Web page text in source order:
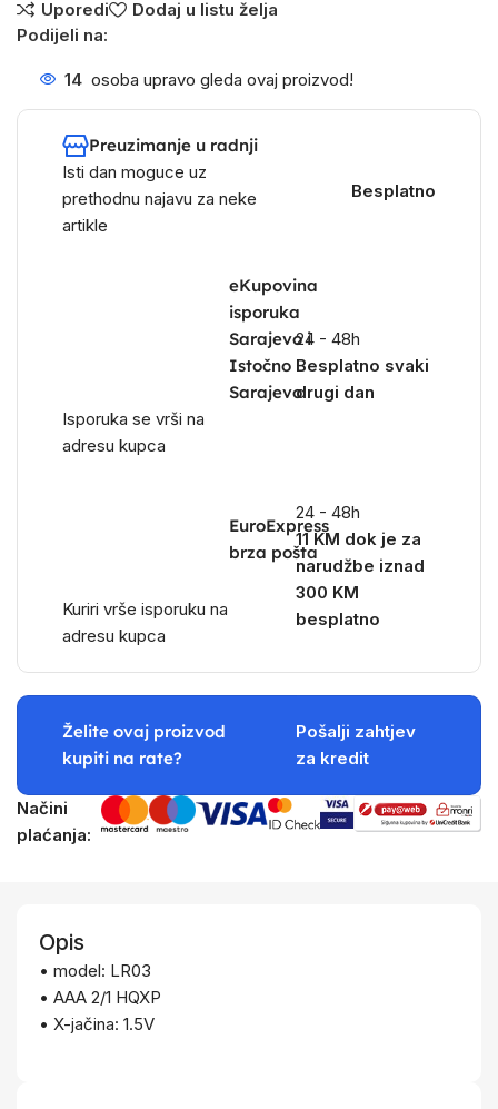
Uporedi
Dodaj u listu želja
Podijeli na:
14 osoba upravo gleda ovaj proizvod!
Preuzimanje u radnji
Isti dan moguce uz
prethodnu najavu za neke
artikle
Besplatno
eKupovina
isporuka
Sarajevo i
Istočno
Sarajevo
Isporuka se vrši na
adresu kupca
24 - 48h
Besplatno svaki
drugi dan
EuroExpress
brza pošta
Kuriri vrše isporuku na
adresu kupca
24 - 48h
11 KM dok je za
narudžbe iznad
300 KM
besplatno
Želite ovaj proizvod
kupiti na rate?
Pošalji zahtjev
za kredit
Načini
plaćanja:
Opis
• model: LR03
• AAA 2/1 HQXP
• X-jačina: 1.5V